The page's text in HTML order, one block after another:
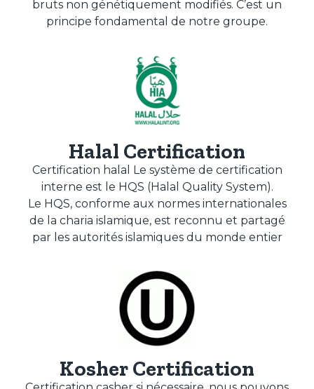
bruts non génétiquement modifiés. C’est un
principe fondamental de notre groupe.
Halal Certification
Certification halal Le système de certification
interne est le HQS (Halal Quality System).
Le HQS, conforme aux normes internationales
de la charia islamique, est reconnu et partagé
par les autorités islamiques du monde entier
Kosher Certification